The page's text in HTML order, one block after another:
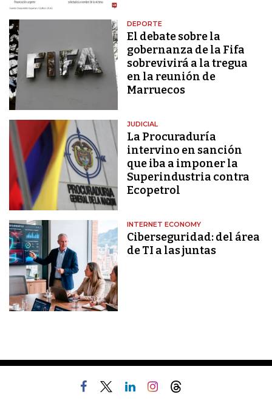
DEPORTE
El debate sobre la
gobernanza de la Fifa
sobrevivirá a la tregua
en la reunión de
Marruecos
JUDICIAL
La Procuraduría
intervino en sanción
que iba a imponer la
Superindustria contra
Ecopetrol
INTERNET ECONOMY
Ciberseguridad: del área
de TI a las juntas